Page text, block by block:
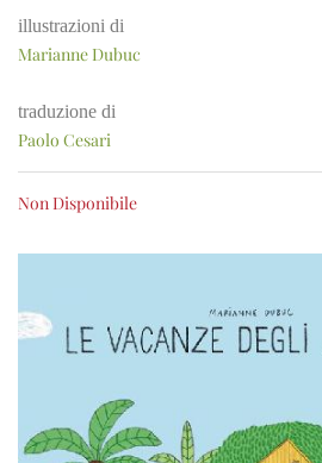
illustrazioni di
Marianne Dubuc
traduzione di
Paolo Cesari
Non Disponibile